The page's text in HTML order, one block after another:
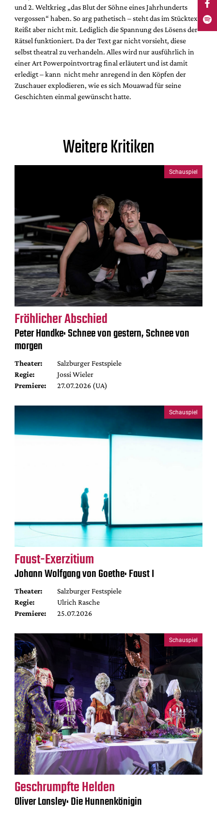
und 2. Weltkrieg „das Blut der Söhne eines Jahrhunderts
vergossen“ haben. So arg pathetisch – steht das im Stücktext.
Reißt aber nicht mit. Lediglich die Spannung des Lösens der
Rätsel funktioniert. Da der Text gar nicht vorsieht, diese
selbst theatral zu verhandeln. Alles wird nur ausführlich in
einer Art Powerpointvortrag final erläutert und ist damit
erledigt – kann nicht mehr anregend in den Köpfen der
Zuschauer explodieren, wie es sich Mouawad für seine
Geschichten einmal gewünscht hatte.
Weitere Kritiken
Schauspiel
Fröhlicher Abschied
Peter Handke: Schnee von gestern, Schnee von
morgen
Theater:
Salzburger Festspiele
Regie:
Jossi Wieler
Premiere:
27.07.2026 (UA)
Schauspiel
Faust-Exerzitium
Johann Wolfgang von Goethe: Faust I
Theater:
Salzburger Festspiele
Regie:
Ulrich Rasche
Premiere:
25.07.2026
Schauspiel
Geschrumpfte Helden
Oliver Lansley: Die Hunnenkönigin